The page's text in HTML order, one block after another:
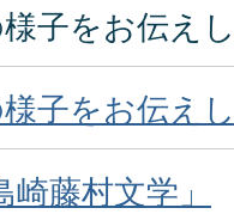
子をお伝え
子をお伝え
藤村文学」